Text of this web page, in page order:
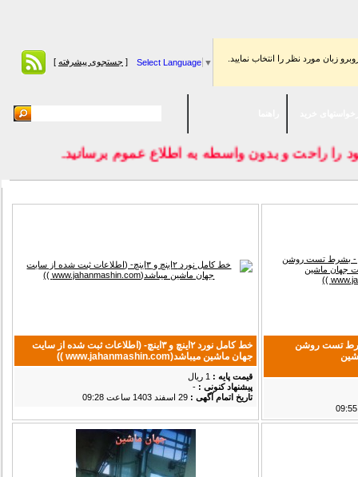
زبان مورد نظر را انتخاب نماييد. Select Language ▼ جستجوی پیشرفته]
راحت و بدون واسطه به اطلاع عموم برسانيد.
تست روشن
خط کامل نورد ۲اینچ و ۳اینچ- (اطلاعات ثبت شده از سایت
جهان ماشین میباشد(www.jahanmashin.com ))
قیمت پایه :1 ریال
پیشنهاد كنونی :-
تاریخ اتمام آگهی :29 اسفند 1403 ساعت 09:28